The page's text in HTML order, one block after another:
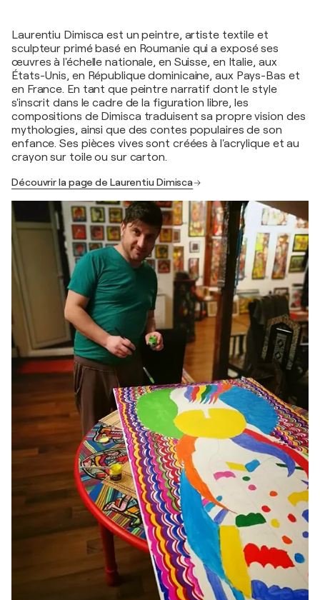
Laurentiu Dimisca est un peintre, artiste textile et
sculpteur primé basé en Roumanie qui a exposé ses
œuvres à l'échelle nationale, en Suisse, en Italie, aux
États-Unis, en République dominicaine, aux Pays-Bas et
en France. En tant que peintre narratif dont le style
s'inscrit dans le cadre de la figuration libre, les
compositions de Dimisca traduisent sa propre vision des
mythologies, ainsi que des contes populaires de son
enfance. Ses pièces vives sont créées à l'acrylique et au
crayon sur toile ou sur carton.
Découvrir la page de Laurentiu Dimisca